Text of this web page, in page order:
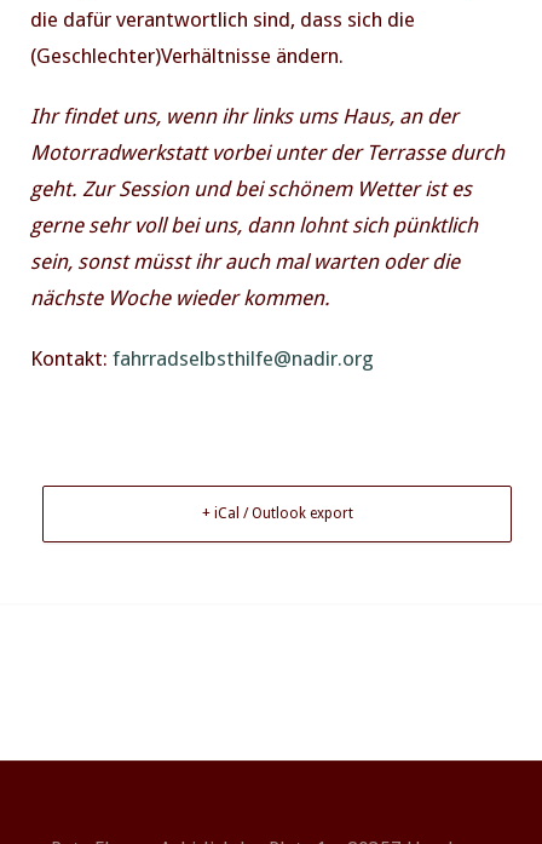
die dafür verantwortlich sind, dass sich die
(Geschlechter)Verhältnisse ändern.
Ihr findet uns, wenn ihr links ums Haus, an der
Motorradwerkstatt vorbei unter der Terrasse durch
geht. Zur Session und bei schönem Wetter ist es
gerne sehr voll bei uns, dann lohnt sich pünktlich
sein, sonst müsst ihr auch mal warten oder die
nächste Woche wieder kommen.
Kontakt: fahrradselbsthilfe@nadir.org
+ iCal / Outlook export